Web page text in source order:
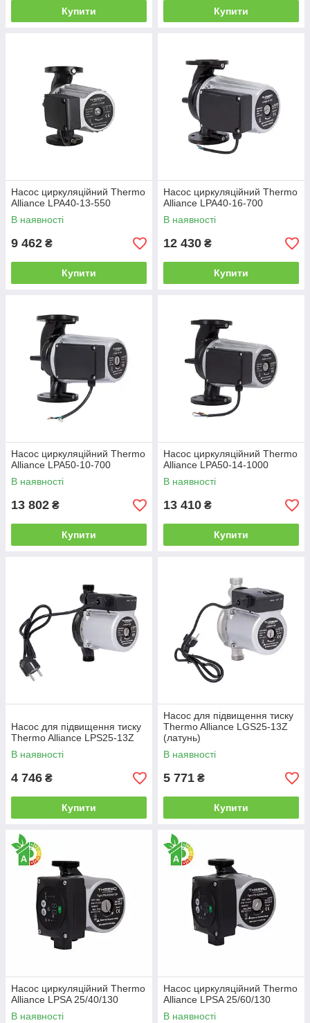
Купити Купити
Насос циркуляційний Thermo
Alliance LPA40-13-550
В наявності
9 462 ₴
Купити
Насос циркуляційний Thermo
Alliance LPA40-16-700
В наявності
12 430 ₴
Купити
Насос циркуляційний Thermo
Alliance LPA50-10-700
В наявності
13 802 ₴
Купити
Насос циркуляційний Thermo
Alliance LPA50-14-1000
В наявності
13 410 ₴
Купити
Насос для підвищення тиску
Thermo Alliance LPS25-13Z
В наявності
4 746 ₴
Купити
Насос для підвищення тиску
Thermo Alliance LGS25-13Z
(латунь)
В наявності
5 771 ₴
Купити
Насос циркуляційний Thermo
Alliance LPSA 25/40/130
В наявності
Насос циркуляційний Thermo
Alliance LPSA 25/60/130
В наявності